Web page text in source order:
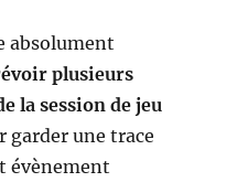
absolument
plusieurs
la session de jeu
garder une trace
évènement